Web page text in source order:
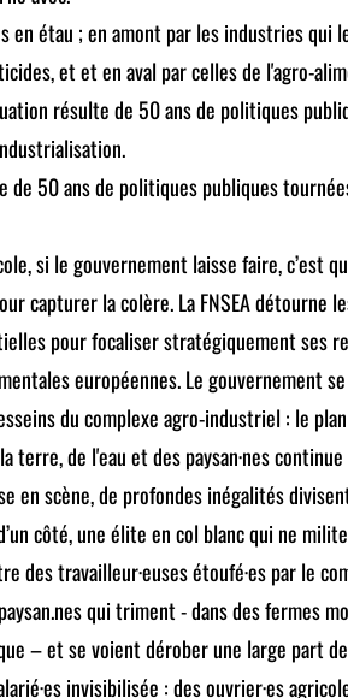
en étau ; en amont par les industries qui
et et en aval par celles de l'agro-
résulte de 50 ans de politiques
50 ans de politiques publiques
si le gouvernement laisse faire, c’est
capturer la colère. La FNSEA détourne
pour focaliser stratégiquement ses
européennes. Le gouvernement
du complexe agro-industriel : le
terre, de l'eau et des paysan·nes
en scène, de profondes inégalités
côté, une élite en col blanc qui ne
des travailleur·euses étoufé·es par le
qui triment - dans des fermes
– et se voient dérober une large part
invisibilisée : des ouvrier·es